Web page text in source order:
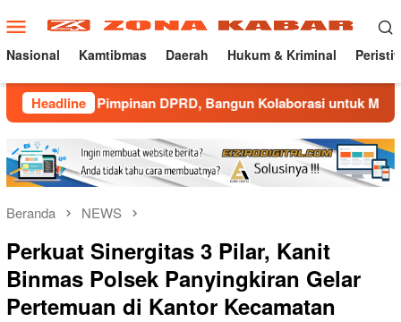
ke
konten
Menu
Mobile
Nasional Kamtibmas Daerah Hukum & Kriminal
HeadlineDPRD, Bangun Kolaborasi untuk Majalengka
Beranda NEWS
Perkuat Sinergitas 3 Pilar, Kanit
Binmas Polsek Panyingkiran Gelar
Pertemuan di Kantor Kecamatan